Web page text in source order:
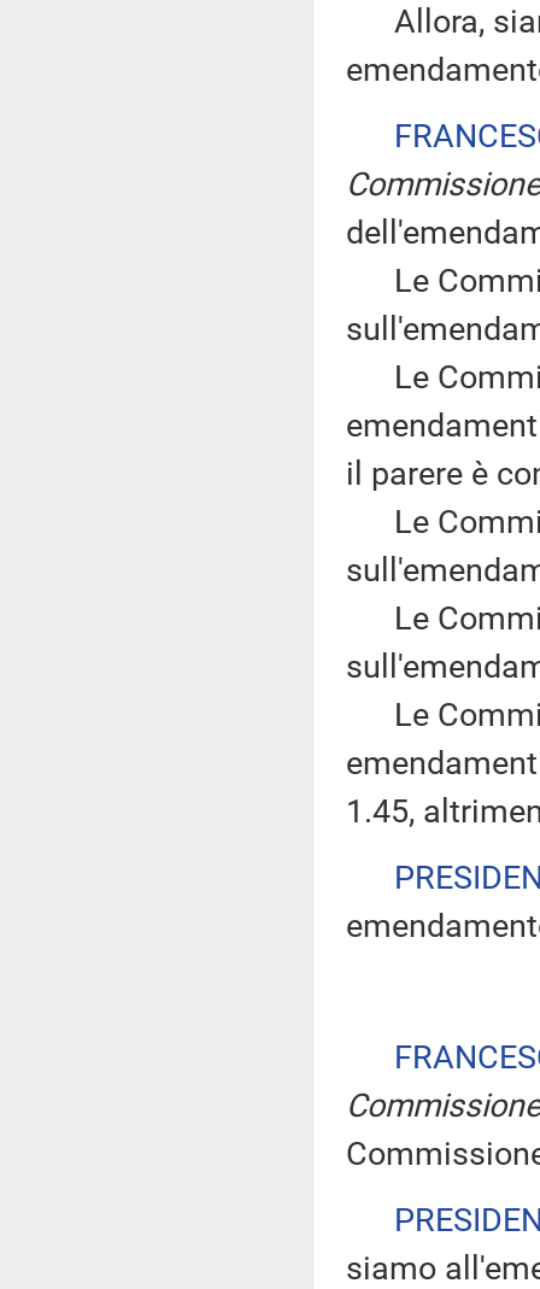
Allora,
Commissione
Le
Le
il parere è
Le
Le
Le
1.45,
Commissione
siamo